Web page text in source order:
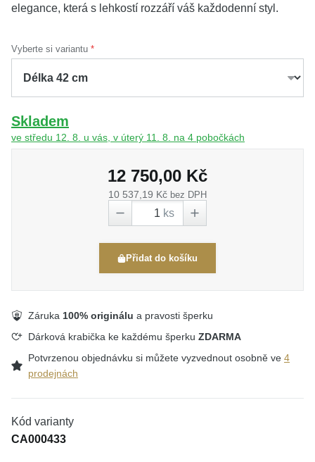
elegance, která s lehkostí rozzáří váš každodenní styl.
Vyberte si variantu
Skladem
ve středu 12. 8. u vás, v úterý 11. 8. na 4 pobočkách
12 750,00 Kč
10 537,19 Kč bez DPH
ks
Přidat do košíku
Záruka 100% originálu a pravosti šperku
Dárková krabička ke každému šperku ZDARMA
Potvrzenou objednávku si můžete vyzvednout osobně ve 4
prodejnách
Kód varianty
CA000433